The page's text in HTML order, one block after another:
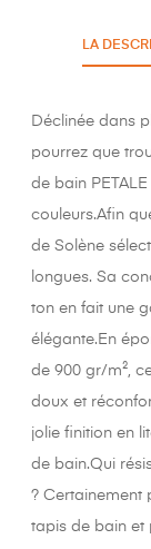
LA
Déclinée dans
pourrez que
de bain
couleurs.Afin
de Solène
longues. Sa
ton en fait une
élégante.En
de 900 gr/m²,
doux et
jolie finition en
de bain.Qui
? Certainement
tapis de bain et